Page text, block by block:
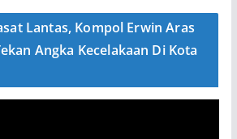
Lantas, Kompol Erwin Aras
Angka Kecelakaan Di Kota